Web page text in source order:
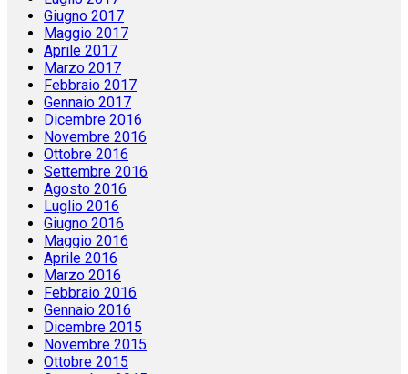
Giugno 2017
Maggio 2017
Aprile 2017
Marzo 2017
Febbraio 2017
Gennaio 2017
Dicembre 2016
Novembre 2016
Ottobre 2016
Settembre 2016
Agosto 2016
Luglio 2016
Giugno 2016
Maggio 2016
Aprile 2016
Marzo 2016
Febbraio 2016
Gennaio 2016
Dicembre 2015
Novembre 2015
Ottobre 2015